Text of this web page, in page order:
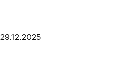
29.12.2025